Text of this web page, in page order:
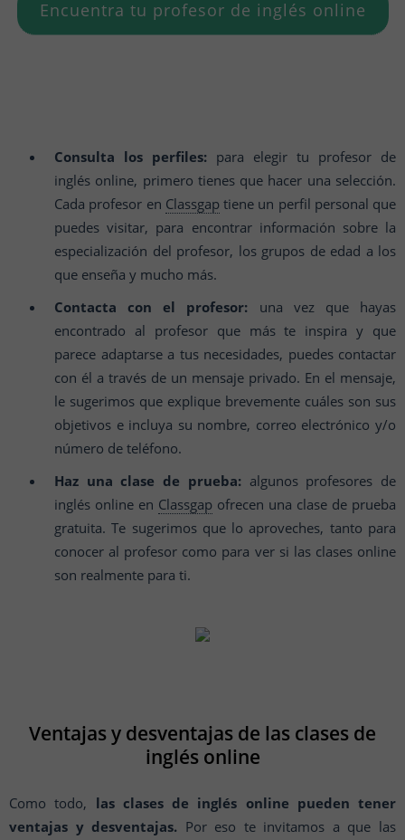
Encuentra tu profesor de inglés online
Consulta los perfiles: para elegir tu profesor de
inglés online, primero tienes que hacer una selección.
Cada profesor en Classgap tiene un perfil personal que
puedes visitar, para encontrar información sobre la
especialización del profesor, los grupos de edad a los
que enseña y mucho más.
Contacta con el profesor: una vez que hayas
encontrado al profesor que más te inspira y que
parece adaptarse a tus necesidades, puedes contactar
con él a través de un mensaje privado. En el mensaje,
le sugerimos que explique brevemente cuáles son sus
objetivos e incluya su nombre, correo electrónico y/o
número de teléfono.
Haz una clase de prueba:algunos profesores de
inglés online en Classgap ofrecen una clase de prueba
gratuita. Te sugerimos que lo aproveches, tanto para
conocer al profesor como para ver si las clases online
son realmente para ti.
Ventajas y desventajas de las clases de
inglés online
Como todo, las clases de inglés online pueden tener
ventajas y desventajas. Por eso te invitamos a que las